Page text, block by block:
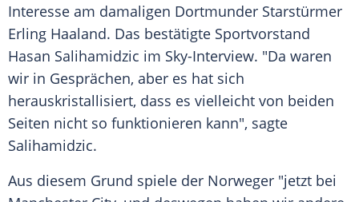
Interesse am damaligen Dortmunder Starstürmer
Erling Haaland. Das bestätigte Sportvorstand
Hasan Salihamidzic im Sky-Interview. "Da waren
wir in Gesprächen, aber es hat sich
herauskristallisiert, dass es vielleicht von beiden
Seiten nicht so funktionieren kann", sagte
Salihamidzic.
Aus diesem Grund spiele der Norweger "jetzt bei